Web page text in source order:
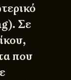
Σε
που